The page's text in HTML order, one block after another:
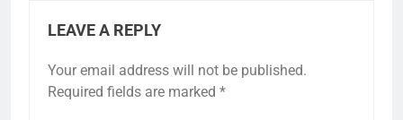
LEAVE A REPLY
Your email address will not be published.
Required fields are marked *